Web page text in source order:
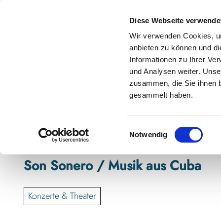
Diese Webseite
Wir verwenden Cookies,
anbieten zu können und
Informationen zu Ihrer
und Analysen weiter.
zusammen, die Sie ihnen
gesammelt haben.
i
w
Notwendig
Menü Buchen
Son Sonero / Musik aus Cuba
Konzerte & Theater